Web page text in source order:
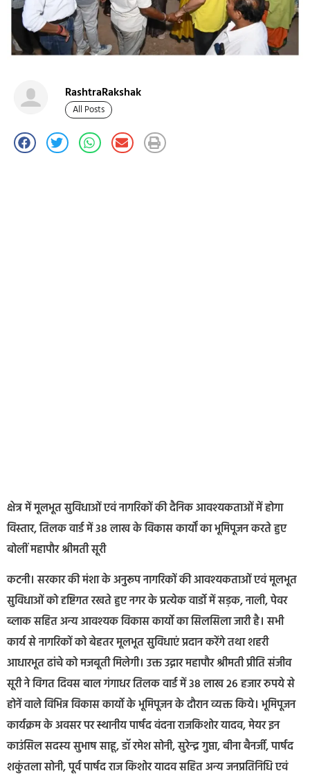
RashtraRakshak
All Posts
क्षेत्र में मूलभूत सुविधाओं एवं नागरिकों की दैनिक आवश्यकताओं में होगा
विस्तार, तिलक वार्ड में 38 लाख के विकास कार्यों का भूमिपूजन करते हुए
बोलीं महापौर श्रीमती सूरी
कटनी। सरकार की मंशा के अनुरूप नागरिकों की आवश्यकताओं एवं मूलभूत
सुविधाओं को दृष्टिगत रखते हुए नगर के प्रत्येक वार्डो में सड़क, नाली, पेवर
ब्लाक सहित अन्य आवश्यक विकास कार्यो का सिलसिला जारी है। सभी
कार्य से नागरिकों को बेहतर मूलभूत सुविधाएं प्रदान करेंगे तथा शहरी
आधारभूत ढांचे को मजबूती मिलेगी। उक्त उद्गार महापौर श्रीमती प्रीति संजीव
सूरी ने विगत दिवस बाल गंगाधर तिलक वार्ड में 38 लाख 26 हजार रुपये से
होनें वाले विभिन्न विकास कार्यो के भूमिपूजन के दौरान व्यक्त किये। भूमिपूजन
कार्यक्रम के अवसर पर स्थानीय पार्षद वंदना राजकिशोर यादव, मेयर इन
काउंसिल सदस्य सुभाष साहू, डाॅ रमेश सोनी, सुरेन्द्र गुप्ता, बीना बैनर्जी, पार्षद
शकुंतला सोनी, पूर्व पार्षद राज किशोर यादव सहित अन्य जनप्रतिनिधि एवं